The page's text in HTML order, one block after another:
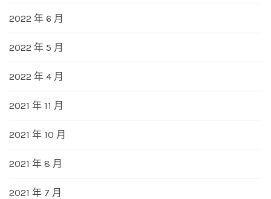
2022 年 6 月
2022 年 5 月
2022 年 4 月
2021 年 11 月
2021 年 10 月
2021 年 8 月
2021 年 7 月